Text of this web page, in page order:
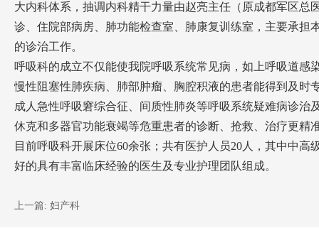
大内科体系，抽调内科精干力量由赵亮主任（原成都军区总
诊、住院部病房、肺功能检查室、肺康复训练室，主要承担
的诊治工作。
呼吸科的成立不仅能使我院呼吸系统常见病，如上呼吸道
慢性阻塞性肺疾病、肺部肿瘤、胸腔积液的患者能得到及时
成人急性呼吸窘综合征、间质性肺炎等呼吸系统疑难病诊
休克和多器官功能衰竭等危重患者的诊断、抢救、治疗更精
目前呼吸科开展床位60余张；共有医护人员20人，其中中
好的具有丰富临床经验的医生及专业护理团队组成。
上一篇: 妇产科